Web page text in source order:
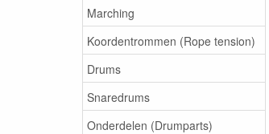
Marching
Koordentrommen (Rope tension)
Drums
Snaredrums
Onderdelen (Drumparts)